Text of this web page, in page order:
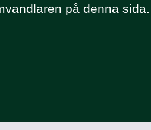
på denna sida.